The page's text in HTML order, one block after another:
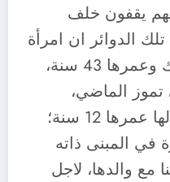
يقفون خلف
تلك الدوائر ان امرأة
اوكرانية تدعى ناتاليا فوفك وعمرها 43 سنة،
الماضي،
بسيارة خاصة، برفقة ابنة لها عمرها 12 سنة؛
المبنى ذاته
مع والدها، لاجل